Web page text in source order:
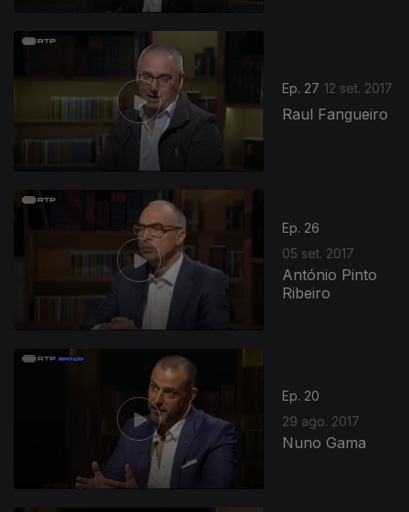
Ep. 27 12 set. 2017
Raul Fangueiro
Ep. 26
05 set. 2017
António Pinto
Ribeiro
Ep. 20
29 ago. 2017
Nuno Gama